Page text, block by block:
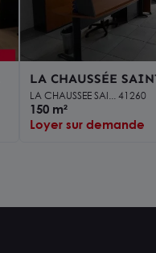
LA CHAUSSÉE
BUREAUX DE 150
IMMÉDIAT
LA CHAUSSEE SAI... 41260
150 m²
Loyer sur demande